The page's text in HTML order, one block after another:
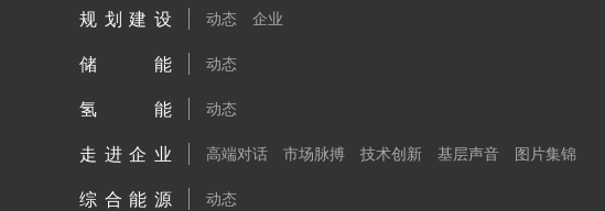
规划建设 动态 企业
储能 动态
氢能 动态
走进企业 高端对话 市场脉搏 技术创新 基层声音 图片集锦
综合能源 动态